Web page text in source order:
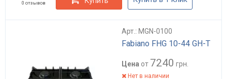
0 отзывов
Арт.: MGN-0100
Fabiano FHG 10-44 GH-T
Цена от 7240 грн.
Нет в наличии